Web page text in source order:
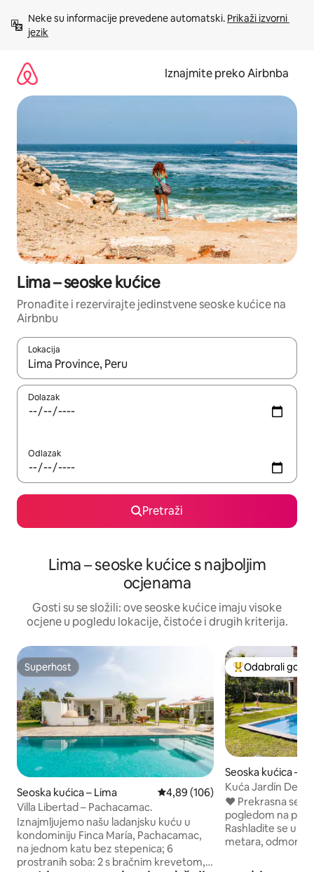
sadržaj
Neke su informacije prevedene automatski. Prikaži izvorni
jezik
Iznajmite preko Airbnba
Lima – seoske kućice
Pronađite i rezervirajte jedinstvene seoske kućice na
Airbnbu
Lokacija
Kada budu dostupni rezultati, moći ćete ih pregledati
Dolazak
Odlazak
Pretraži
Lima – seoske kućice s najboljim
ocjenama
Gosti su se složili: ove seoske kućice imaju visoke
ocjene u pogledu lokacije, čistoće i drugih kriterija.
Superhost
Superhost
Seoska kućica – Lima Prosječna ocjena: 4,89/5,
4,89 (106)
Villa Libertad – Pachacamac.
Iznajmljujemo našu ladanjsku kuću u
kondominiju Finca María, Pachacamac,
na jednom katu bez stepenica; 6
prostranih soba: 2 s bračnim krevetom, 2
Među najviše
Odabrali gosti
Seoska kućica –
Kuća Jardín Del
❤️ Prekrasna
pogledom na
Rashladite se u
metara, odmorite
travnjaku ispod